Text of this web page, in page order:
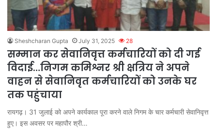
Sheshcharan Gupta July 31, 2025 28
सम्मान कर सेवानिवृत्त कर्मचारियों को दी गई
विदाई…निगम कमिश्नर श्री क्षत्रिय ने अपने
वाहन से सेवानिवृत कर्मचारियों को उनके घर
तक पहुंचाया
रायगढ़। 31 जुलाई को अपने कार्यकाल पूरा करने वाले निगम के चार कर्मचारी सेवानिवृत्त
हुए। इस अवसर पर महापौर श्री…